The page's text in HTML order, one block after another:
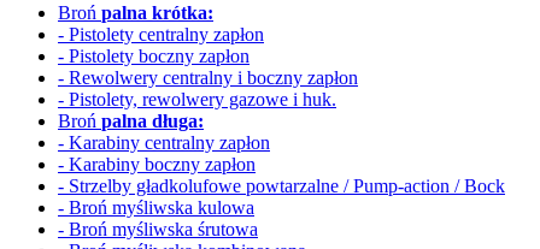
Broń palna krótka:
- Pistolety centralny zapłon
- Pistolety boczny zapłon
- Rewolwery centralny i boczny zapłon
- Pistolety, rewolwery gazowe i huk.
Broń palna długa:
- Karabiny centralny zapłon
- Karabiny boczny zapłon
- Strzelby gładkolufowe powtarzalne / Pump-action / Bock
- Broń myśliwska kulowa
- Broń myśliwska śrutowa